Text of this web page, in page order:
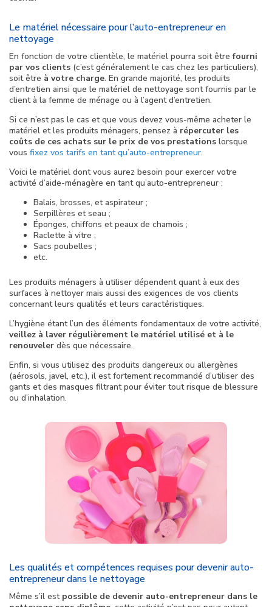
Le matériel nécessaire pour l’auto-entrepreneur en
nettoyage
En fonction de votre clientèle, le matériel pourra soit êtrefourni
par vos clients (c’est généralement le cas chez les particuliers),
soit être à votre charge. En grande majorité, les produits
d’entretien ainsi que le matériel de nettoyage sont fournis par le
client à la femme de ménage ou à l’agent d’entretien.
Si ce n’est pas le cas et que vous devez vous-même acheter le
matériel et les produits ménagers, pensez à répercuter les
coûts de ces achats sur le prix de vos prestations lorsque
vous fixez vos tarifs en tant qu’auto-entrepreneur.
Voici le matériel dont vous aurez besoin pour exercer votre
activité d’aide-ménagère en tant qu’auto-entrepreneur :
Balais, brosses, et aspirateur ;
Serpillères et seau ;
Éponges, chiffons et peaux de chamois ;
Raclette à vitre ;
Sacs poubelles ;
etc.
Les produits ménagers à utiliser dépendent quant à eux des
surfaces à nettoyer mais aussi des exigences de vos clients
concernant leurs qualités et leurs caractéristiques.
L’hygiène étant l’un des éléments fondamentaux de votre activité,
veillez à laver régulièrement le matériel utilisé et à le
renouveler dès que nécessaire.
Enfin, si vous utilisez des produits dangereux ou allergènes
(aérosols, javel, etc.), il est fortement recommandé d’utiliser des
gants et des masques filtrant pour éviter tout risque de blessure
ou d’inhalation.
Les qualités et compétences requises pour devenir auto-
entrepreneur dans le nettoyage
Même s’il est possible de devenir auto-entrepreneur dans le